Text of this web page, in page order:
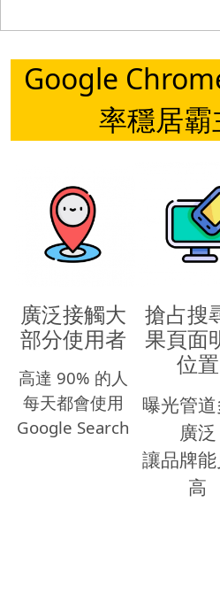
Google
率穩居霸
廣泛接觸大
部分使用者
高達 90% 的人
每天都會使用
Google Search
搶占搜
果頁面
位置
曝光管
廣泛
讓品牌
高